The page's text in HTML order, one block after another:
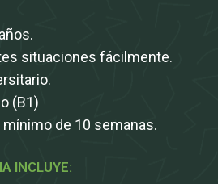
situaciones fácilmente.
(B1)
de 10 semanas.
INCLUYE: